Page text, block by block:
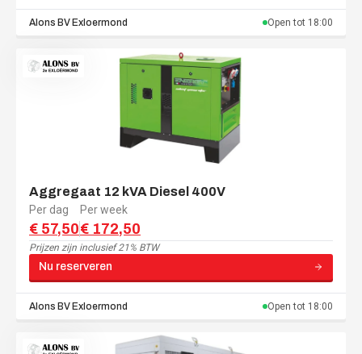
Alons BVExloermond Open tot 18:00
Aggregaat 12 kVA Diesel 400V
Per dag
€ 57,50
Per week
€ 172,50
Prijzen zijn inclusief 21% BTW
Nu reserveren
Alons BVExloermond Open tot 18:00